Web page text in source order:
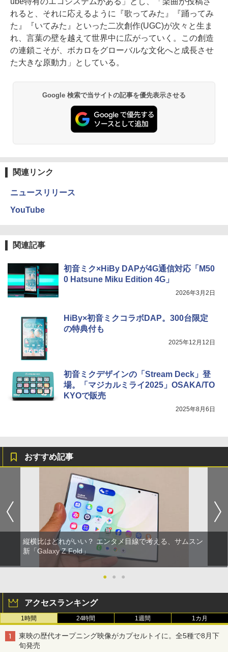
れると、それに応えるように『歌ってみた』『踊ってみ
た』『いてみた』といった二次創作(UGC)が次々と生ま
れ、言葉の壁を越えて世界中に広がっていく。この創造
の連鎖こそが、ボカロをグローバルな文化へと成長させ
た大きな原動力」としている。
Google 検索で当サイトの記事を優先表示させる
関連リンク
ニュースリリース
YouTube
関連記事
初音ミク×HiBy DAPが4G通信対応「M50
0 Hatsune Miku Edition 4G」
2026年3月2日
HiBy×初音ミクコラボDAP。300台限定
の特典付も
2025年12月12日
初音ミクデザインの「Stream Deck」登
場。「マジカルミライ2025」OSAKA/TO
KYOで販売
2025年8月6日
おすすめ記事
縦横比はどれがいい？ エンタメ目線で考える、サムスン
新「Galaxy Z Fold」
● ● ●
アクセスランキング
1時間 24時間 1週間 1カ月
東映の歴代オープニング映像がカプセルトイに。全5種で8月下
旬発売